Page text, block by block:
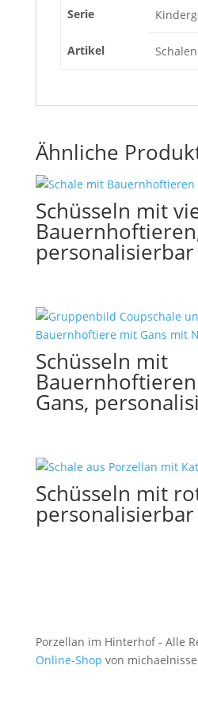
Serie
Artikel
Ähnliche
Schüsseln mit
personalisierbar
Schüsseln mit
Gans,
Schüsseln mit
personalisierbar
Porzellan im Hinterhof - Alle
Online-Shop von